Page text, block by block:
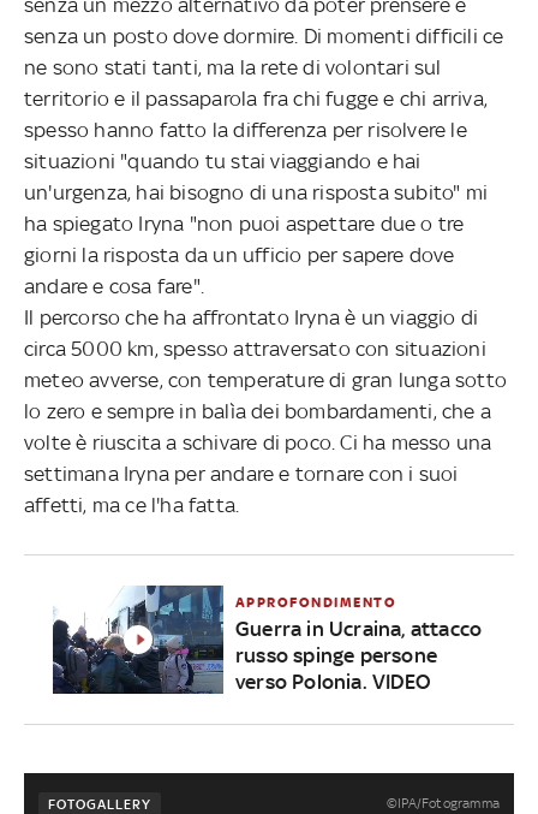
senza un posto dove dormire. Di momenti difficili ce
ne sono stati tanti, ma la rete di volontari sul
territorio e il passaparola fra chi fugge e chi arriva,
spesso hanno fatto la differenza per risolvere le
situazioni "quando tu stai viaggiando e hai
un'urgenza, hai bisogno di una risposta subito" mi
ha spiegato Iryna "non puoi aspettare due o tre
giorni la risposta da un ufficio per sapere dove
andare e cosa fare".
Il percorso che ha affrontato Iryna è un viaggio di
circa 5000 km, spesso attraversato con situazioni
meteo avverse, con temperature di gran lunga sotto
lo zero e sempre in balìa dei bombardamenti, che a
volte è riuscita a schivare di poco. Ci ha messo una
settimana Iryna per andare e tornare con i suoi
affetti, ma ce l'ha fatta.
APPROFONDIMENTO
Guerra in Ucraina, attacco
russo spinge persone
verso Polonia. VIDEO
FOTOGALLERY ©IPA/Fotogramma